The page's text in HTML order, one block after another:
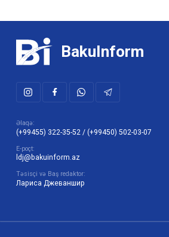
BakuInform
Əlaqə:
(+99455) 322-35-52 / (+99450) 502-03-07
E-poçt:
ldj@bakuinform.az
Təsisçi və Baş redaktor:
Лариса Джеваншир